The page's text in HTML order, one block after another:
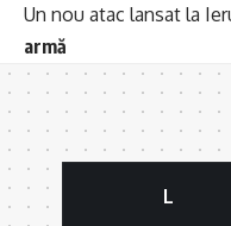
Un nou atac lansat la
armă
L